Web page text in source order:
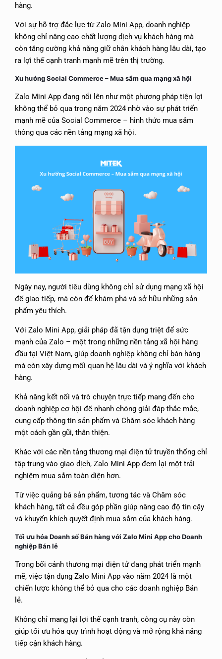
hàng.
Với sự hỗ trợ đắc lực từ Zalo Mini App, doanh nghiệp
không chỉ nâng cao chất lượng dịch vụ khách hàng mà
còn tăng cường khả năng giữ chân khách hàng lâu dài, tạo
ra lợi thế cạnh tranh mạnh mẽ trên thị trường.
Xu hướng Social Commerce – Mua sắm qua mạng xã hội
Zalo Mini App đang nổi lên như một phương pháp tiện lợi
không thể bỏ qua trong năm 2024 nhờ vào sự phát triển
mạnh mẽ của Social Commerce – hình thức mua sắm
thông qua các nền tảng mạng xã hội.
Ngày nay, người tiêu dùng không chỉ sử dụng mạng xã hội
để giao tiếp, mà còn để khám phá và sở hữu những sản
phẩm yêu thích.
Với Zalo Mini App, giải pháp đã tận dụng triệt để sức
mạnh của Zalo – một trong những nền tảng xã hội hàng
đầu tại Việt Nam, giúp doanh nghiệp không chỉ bán hàng
mà còn xây dựng mối quan hệ lâu dài và ý nghĩa với khách
hàng.
Khả năng kết nối và trò chuyện trực tiếp mang đến cho
doanh nghiệp cơ hội để nhanh chóng giải đáp thắc mắc,
cung cấp thông tin sản phẩm và Chăm sóc khách hàng
một cách gần gũi, thân thiện.
Khác với các nền tảng thương mại điện tử truyền thống chỉ
tập trung vào giao dịch, Zalo Mini App đem lại một trải
nghiệm mua sắm toàn diện hơn.
Từ việc quảng bá sản phẩm, tương tác và Chăm sóc
khách hàng, tất cả đều góp phần giúp nâng cao độ tin cậy
và khuyến khích quyết định mua sắm của khách hàng.
Tối ưu hóa Doanh số Bán hàng với Zalo Mini App cho Doanh
nghiệp Bán lẻ
Trong bối cảnh thương mại điện tử đang phát triển mạnh
mẽ, việc tận dụng Zalo Mini App vào năm 2024 là một
chiến lược không thể bỏ qua cho các doanh nghiệp Bán
lẻ.
Không chỉ mang lại lợi thế cạnh tranh, công cụ này còn
giúp tối ưu hóa quy trình hoạt động và mở rộng khả năng
tiếp cận khách hàng.